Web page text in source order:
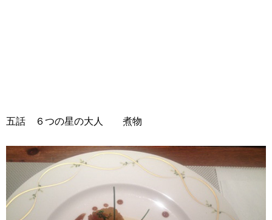
五話 ６つの星の大人 煮物